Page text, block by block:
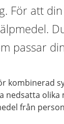
För att
passar
kombinerad
nedsatta
från